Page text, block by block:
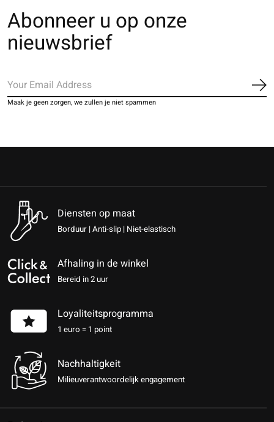
Abonneer u op onze
nieuwsbrief
Maak je geen zorgen, we zullen je niet spammen
Diensten op maat
Borduur | Anti-slip | Niet-elastisch
Afhaling in de winkel
Bereid in 2 uur
Loyaliteitsprogramma
1 euro = 1 point
Nachhaltigkeit
Milieuverantwoordelijk engagement